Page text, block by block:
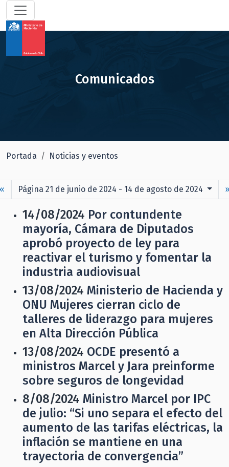
Comunicados
Portada Noticias y eventos
« Página 21 de junio de 2024 - 14 de agosto de 2024 »
14/08/2024 Por contundente
mayoría, Cámara de Diputados
aprobó proyecto de ley para
reactivar el turismo y fomentar la
industria audiovisual
13/08/2024 Ministerio de Hacienda y
ONU Mujeres cierran ciclo de
talleres de liderazgo para mujeres
en Alta Dirección Pública
13/08/2024 OCDE presentó a
ministros Marcel y Jara preinforme
sobre seguros de longevidad
8/08/2024 Ministro Marcel por IPC
de julio: “Si uno separa el efecto del
aumento de las tarifas eléctricas, la
inflación se mantiene en una
trayectoria de convergencia”